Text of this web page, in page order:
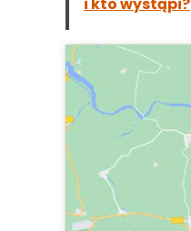
i kto wystąpi?